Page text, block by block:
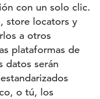
con un solo clic.
store locators y
a otros
plataformas de
datos serán
o tú, los